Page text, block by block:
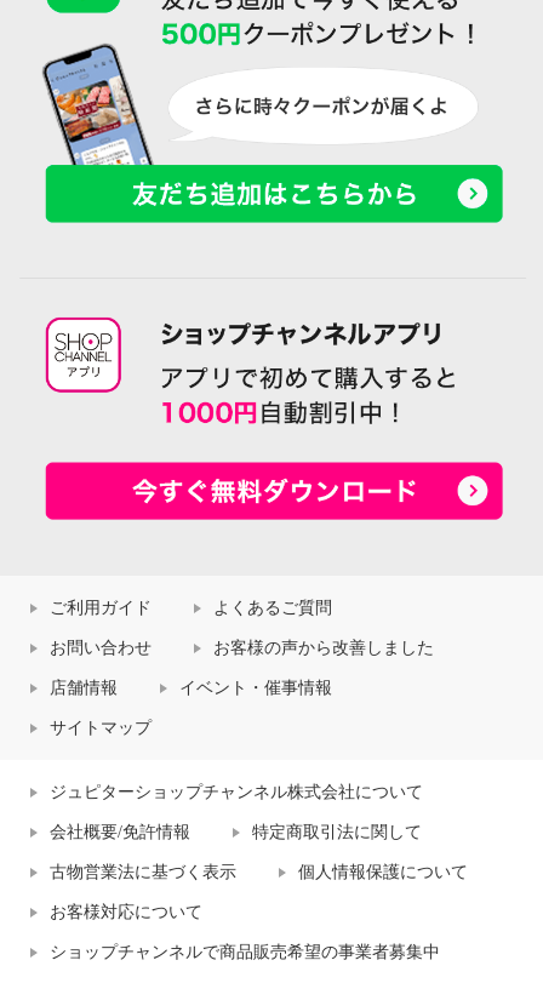
ご利用ガイド よくあるご質問
お問い合わせ お客様の声から改善しました
店舗情報 イベント・催事情報
サイトマップ
ジュピターショップチャンネル株式会社について
会社概要/免許情報 特定商取引法に関して
古物営業法に基づく表示 個人情報保護について
お客様対応について
ショップチャンネルで商品販売希望の事業者募集中